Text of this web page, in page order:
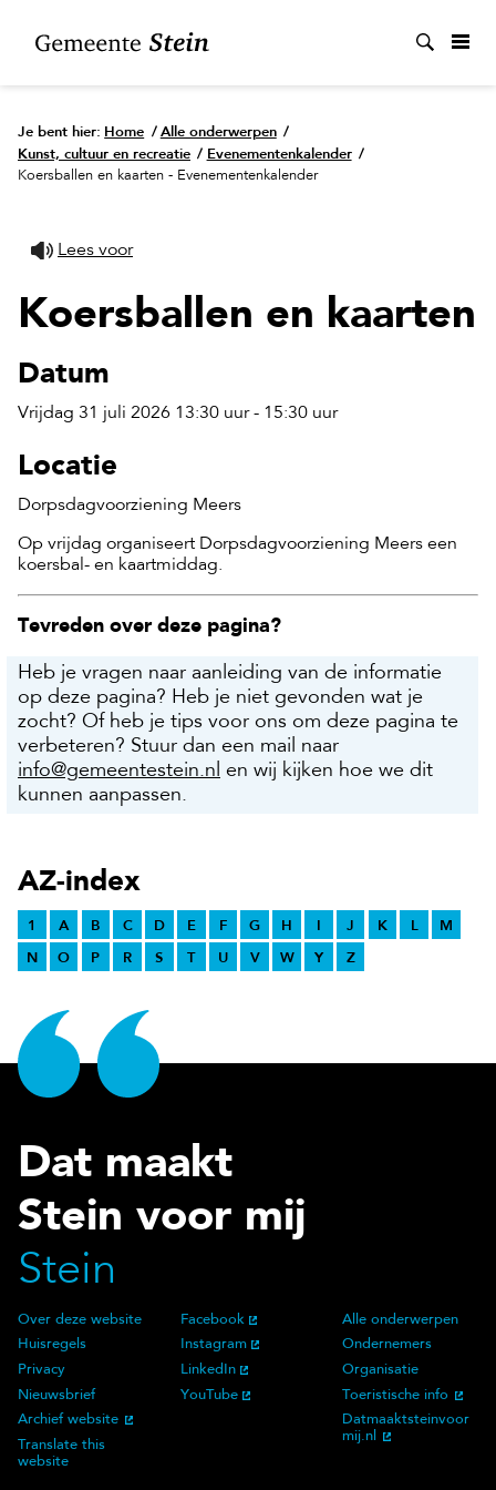
Je bent hier: Home / Alle onderwerpen /
Kunst, cultuur en recreatie / Evenementenkalender /
Koersballen en kaarten - Evenementenkalender
Lees voor
Koersballen en kaarten
Datum
Vrijdag 31 juli 2026 13:30 uur - 15:30 uur
Locatie
Dorpsdagvoorziening Meers
Op vrijdag organiseert Dorpsdagvoorziening Meers een
koersbal- en kaartmiddag.
Tevreden over deze pagina?
Heb je vragen naar aanleiding van de informatie
op deze pagina? Heb je niet gevonden wat je
zocht? Of heb je tips voor ons om deze pagina te
verbeteren? Stuur dan een mail naar
info@gemeentestein.nl
en wij kijken hoe we dit
kunnen aanpassen.
AZ-index
1 A B C D E F G H I J K L
M
N
O P R S T U V W Y Z
Dat maakt
Stein voor mij
Stein
Over deze website
Over deze website
Huisregels
Privacy
Nieuwsbrief
Archief website
Translate this
website
Social Media
Facebook
Instagram
LinkedIn
YouTube
Alle onderwerpen
Ondernemers
Organisatie
Toeristische info
Datmaaktsteinvoor
mij.nl